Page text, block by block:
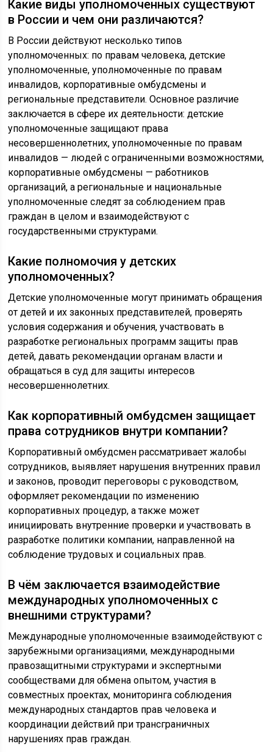
Какие виды уполномоченных существуют
в России и чем они различаются?
В России действуют несколько типов
уполномоченных: по правам человека, детские
уполномоченные, уполномоченные по правам
инвалидов, корпоративные омбудсмены и
региональные представители. Основное различие
заключается в сфере их деятельности: детские
уполномоченные защищают права
несовершеннолетних, уполномоченные по правам
инвалидов — людей с ограниченными возможностями,
корпоративные омбудсмены — работников
организаций, а региональные и национальные
уполномоченные следят за соблюдением прав
граждан в целом и взаимодействуют с
государственными структурами.
Какие полномочия у детских
уполномоченных?
Детские уполномоченные могут принимать обращения
от детей и их законных представителей, проверять
условия содержания и обучения, участвовать в
разработке региональных программ защиты прав
детей, давать рекомендации органам власти и
обращаться в суд для защиты интересов
несовершеннолетних.
Как корпоративный омбудсмен защищает
права сотрудников внутри компании?
Корпоративный омбудсмен рассматривает жалобы
сотрудников, выявляет нарушения внутренних правил
и законов, проводит переговоры с руководством,
оформляет рекомендации по изменению
корпоративных процедур, а также может
инициировать внутренние проверки и участвовать в
разработке политики компании, направленной на
соблюдение трудовых и социальных прав.
В чём заключается взаимодействие
международных уполномоченных с
внешними структурами?
Международные уполномоченные взаимодействуют с
зарубежными организациями, международными
правозащитными структурами и экспертными
сообществами для обмена опытом, участия в
совместных проектах, мониторинга соблюдения
международных стандартов прав человека и
координации действий при трансграничных
нарушениях прав граждан.